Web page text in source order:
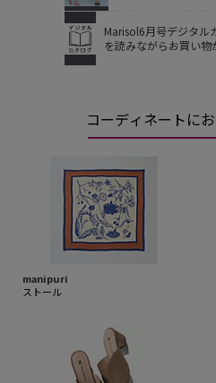
Marisol6月号デジタル
を読みながらお買い物
コーディネートに
manipuri
ストール